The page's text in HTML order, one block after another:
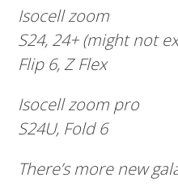
Isocell zoom
S24, 24+ (might not
Flip 6, Z Flex
Isocell zoom pro
S24U, Fold 6
There’s more new